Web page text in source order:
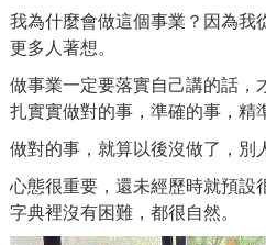
我為什麼會做這個事業？因為我
更多人著想。
做事業一定要落實自己講的話，
扎實實做對的事，準確的事，精
做對的事，就算以後沒做了，別
心態很重要，還未經歷時就預設
字典裡沒有困難，都很自然。